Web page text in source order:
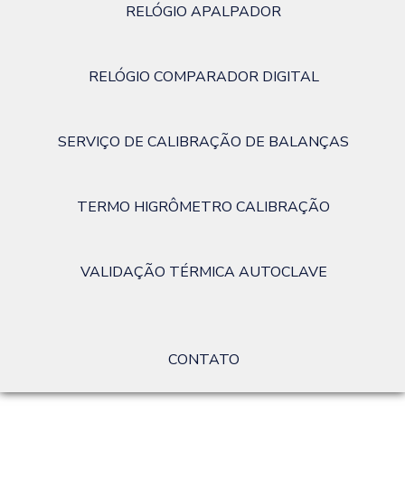
RELÓGIO APALPADOR
RELÓGIO COMPARADOR DIGITAL
SERVIÇO DE CALIBRAÇÃO DE BALANÇAS
TERMO HIGRÔMETRO CALIBRAÇÃO
VALIDAÇÃO TÉRMICA AUTOCLAVE
CONTATO